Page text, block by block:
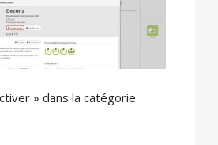
» dans la catégorie